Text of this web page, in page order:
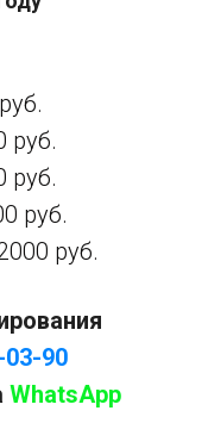
руб.
руб.
руб.
руб.
03-90
WhatsApp